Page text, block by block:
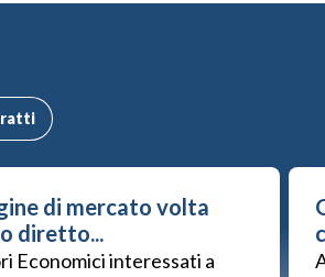
di mercato volta
diretto...
Economici interessati a